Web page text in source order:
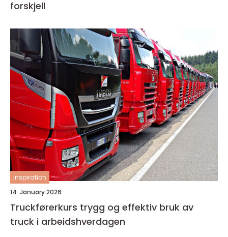
forskjell
inspiration
14. January 2026
Truckførerkurs trygg og effektiv bruk av
truck i arbeidshverdagen